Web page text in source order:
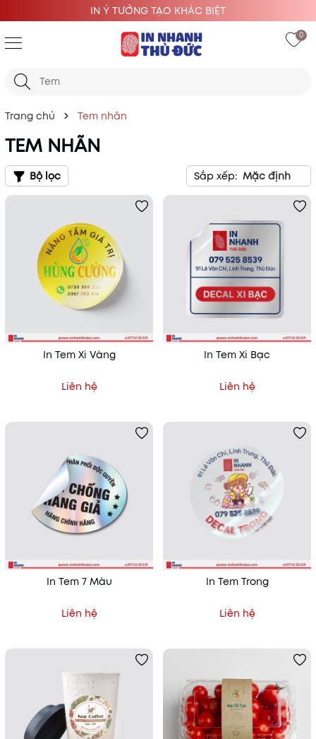
IN Ý TƯỞNG TẠO KHÁC BIỆT
0
Trang chủ Tem nhãn
TEM NHÃN
Bộ lọc Sắp xếp: Mặc định
In Tem Xi Vàng
Liên hệ
In Tem Xi Bạc
Liên hệ
In Tem 7 Màu
Liên hệ
In Tem Trong
Liên hệ